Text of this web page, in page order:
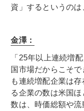
資」するというのは
金澤：
「25年以上連続増
国市場だからこそ
も連続増配企業は
る企業の数は米国
数は、時価総額や流